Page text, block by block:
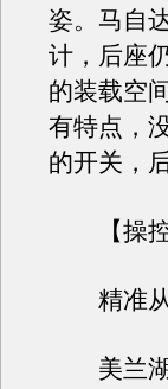
姿。马自
计，后座
的装载空
有特点，
的开关，
【操控
精准
美兰湖